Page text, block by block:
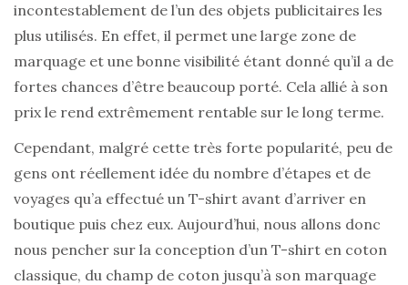
incontestablement de l’un des objets publicitaires les
plus utilisés. En effet, il permet une large zone de
marquage et une bonne visibilité étant donné qu’il a de
fortes chances d’être beaucoup porté. Cela allié à son
prix le rend extrêmement rentable sur le long terme.
Cependant, malgré cette très forte popularité, peu de
gens ont réellement idée du nombre d’étapes et de
voyages qu’a effectué un T-shirt avant d’arriver en
boutique puis chez eux. Aujourd’hui, nous allons donc
nous pencher sur la conception d’un T-shirt en coton
classique, du champ de coton jusqu’à son marquage